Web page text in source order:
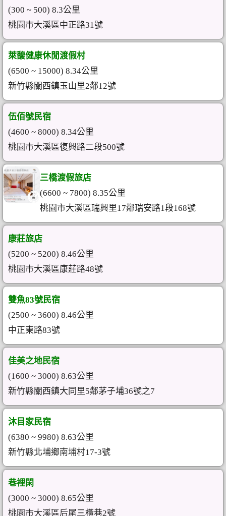
(300 ~ 500) 8.3公里
桃園市大溪區中正路31號
萊馥健康休閒渡假村
(6500 ~ 15000) 8.34公里
新竹縣關西鎮玉山里2鄰12號
伍佰號民宿
(4600 ~ 8000) 8.34公里
桃園市大溪區復興路二段500號
三橋渡假旅店
(6600 ~ 7800) 8.35公里
桃園市大溪區瑞興里17鄰瑞安路1段168號
康莊旅店
(5200 ~ 5200) 8.46公里
桃園市大溪區康莊路48號
雙魚83號民宿
(2500 ~ 3600) 8.46公里
中正東路83號
佳美之地民宿
(1600 ~ 3000) 8.63公里
新竹縣關西鎮大同里5鄰茅子埔36號之7
沐目家民宿
(6380 ~ 9980) 8.63公里
新竹縣北埔鄉南埔村17-3號
巷裡閑
(3000 ~ 3000) 8.65公里
桃園市大溪區后尾三橫巷2號